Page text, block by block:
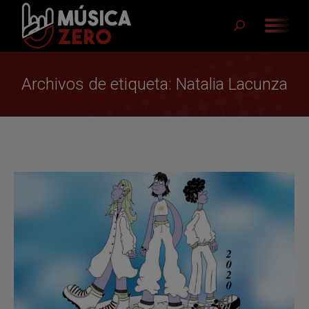
Buscar:
Archivos de etiqueta: Natalia Lacunza